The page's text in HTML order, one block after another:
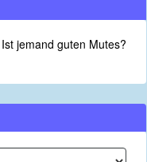
jemand guten Mutes?